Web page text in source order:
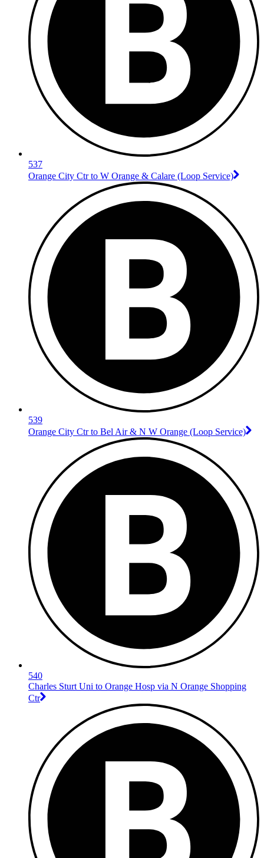
537
Orange City Ctr to W Orange & Calare (Loop Service)
539
Orange City Ctr to Bel Air & N W Orange (Loop Service)
540
Charles Sturt Uni to Orange Hosp via N Orange Shopping
Ctr